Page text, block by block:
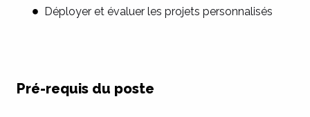
Déployer et évaluer les projets personnalisés
Pré-requis du poste